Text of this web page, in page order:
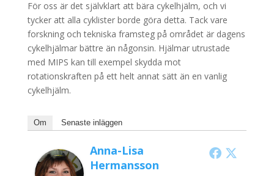
För oss är det självklart att bära cykelhjälm, och vi
tycker att alla cyklister borde göra detta. Tack vare
forskning och tekniska framsteg på området är dagens
cykelhjälmar bättre än någonsin. Hjälmar utrustade
med MIPS kan till exempel skydda mot
rotationskraften på ett helt annat sätt än en vanlig
cykelhjälm.
Om Senaste inläggen
Anna-Lisa
Hermansson